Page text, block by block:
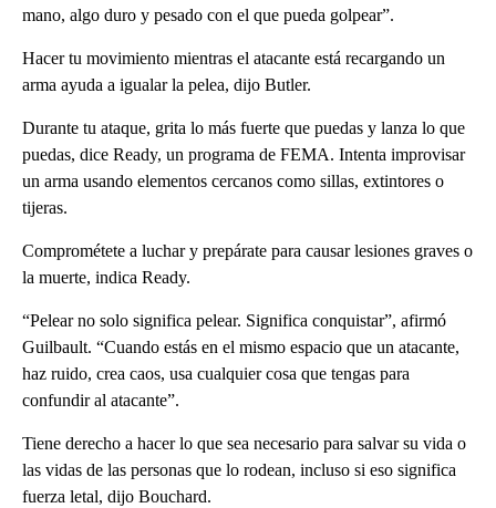
mano, algo duro y pesado con el que pueda golpear”.
Hacer tu movimiento mientras el atacante está recargando un
arma ayuda a igualar la pelea, dijo Butler.
Durante tu ataque, grita lo más fuerte que puedas y lanza lo que
puedas, dice Ready, un programa de FEMA. Intenta improvisar
un arma usando elementos cercanos como sillas, extintores o
tijeras.
Comprométete a luchar y prepárate para causar lesiones graves o
la muerte, indica Ready.
“Pelear no solo significa pelear. Significa conquistar”, afirmó
Guilbault. “Cuando estás en el mismo espacio que un atacante,
haz ruido, crea caos, usa cualquier cosa que tengas para
confundir al atacante”.
Tiene derecho a hacer lo que sea necesario para salvar su vida o
las vidas de las personas que lo rodean, incluso si eso significa
fuerza letal, dijo Bouchard.